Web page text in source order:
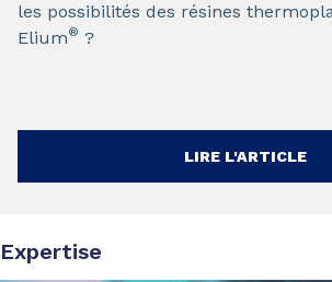
les possibilités des résines
Elium® ?
LIRE L'ARTICLE
Expertise